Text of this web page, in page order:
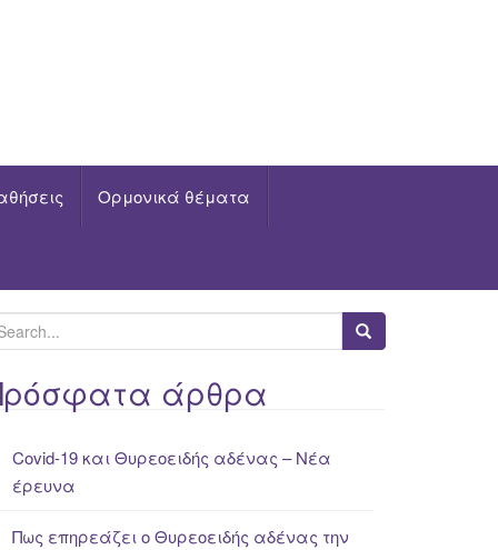
Ορμονικά θέματα
άρθρα
Covid-19 και Θυρεοειδής αδένας – Νέα
έρευνα
Πως επηρεάζει ο Θυρεοειδής αδένας την